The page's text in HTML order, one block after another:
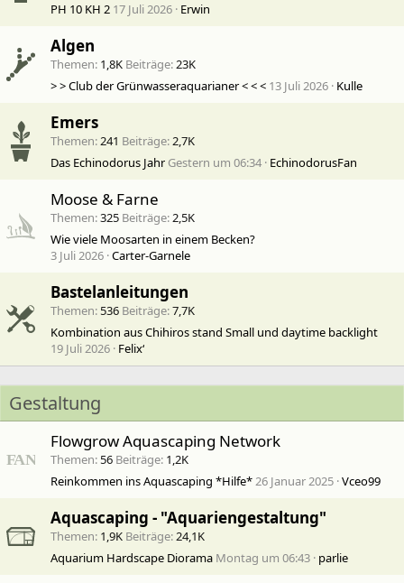
PH 10 KH 2 17 Juli 2026 Erwin
Algen
Themen 1,8K Beiträge 23K
> > Club der Grünwasseraquarianer < < < 13 Juli 2026 Kulle
Emers
Themen 241 Beiträge 2,7K
Das Echinodorus Jahr Gestern um 06:34 EchinodorusFan
Moose & Farne
Themen 325 Beiträge 2,5K
Wie viele Moosarten in einem Becken?
3 Juli 2026 Carter-Garnele
Bastelanleitungen
Themen 536 Beiträge 7,7K
Kombination aus Chihiros stand Small und daytime backlight
19 Juli 2026 Felix‘
Gestaltung
Flowgrow Aquascaping Network
Themen 56 Beiträge 1,2K
Reinkommen ins Aquascaping *Hilfe*26 Januar 2025 Vceo99
Aquascaping - "Aquariengestaltung"
Themen 1,9K Beiträge 24,1K
Aquarium Hardscape Diorama Montag um 06:43 parlie